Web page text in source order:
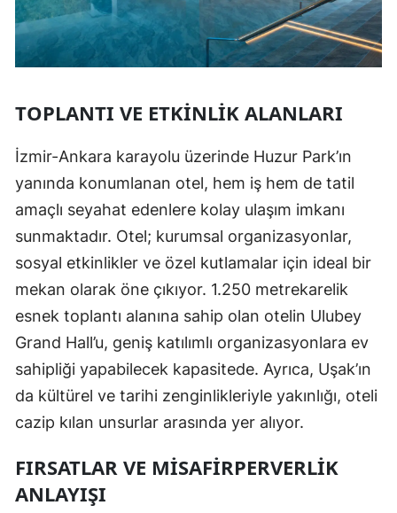
TOPLANTI VE ETKINLIK ALANLARI
İzmir-Ankara karayolu üzerinde Huzur Park’ın
yanında konumlanan otel, hem iş hem de tatil
amaçlı seyahat edenlere kolay ulaşım imkanı
sunmaktadır. Otel; kurumsal organizasyonlar,
sosyal etkinlikler ve özel kutlamalar için ideal bir
mekan olarak öne çıkıyor. 1.250 metrekarelik
esnek toplantı alanına sahip olan otelin Ulubey
Grand Hall’u, geniş katılımlı organizasyonlara ev
sahipliği yapabilecek kapasitede. Ayrıca, Uşak’ın
da kültürel ve tarihi zenginlikleriyle yakınlığı, oteli
cazip kılan unsurlar arasında yer alıyor.
FIRSATLAR VE MISAFIRPERVERLIK
ANLAYIŞI